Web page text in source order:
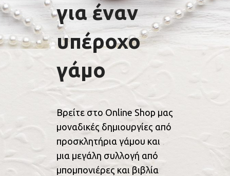
για έναν
υπέροχο
γάμο
Βρείτε στο Online Shop μας
μοναδικές δημιουργίες από
προσκλητήρια γάμου και
μια μεγάλη συλλογή από
μπομπονιέρες και βιβλία